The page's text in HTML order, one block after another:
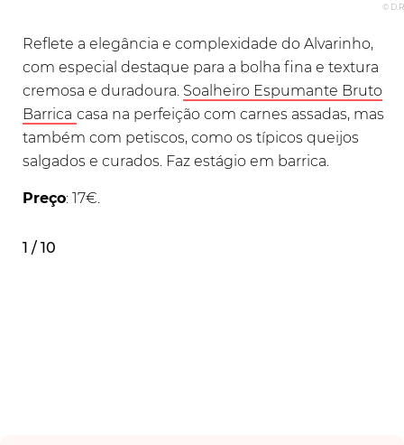
© D.R
Reflete a elegância e complexidade do Alvarinho,
com especial destaque para a bolha fina e textura
cremosa e duradoura. Soalheiro Espumante Bruto
Barrica casa na perfeição com carnes assadas, mas
também com petiscos, como os típicos queijos
salgados e curados. Faz estágio em barrica.
Preço: 17€.
1 / 10